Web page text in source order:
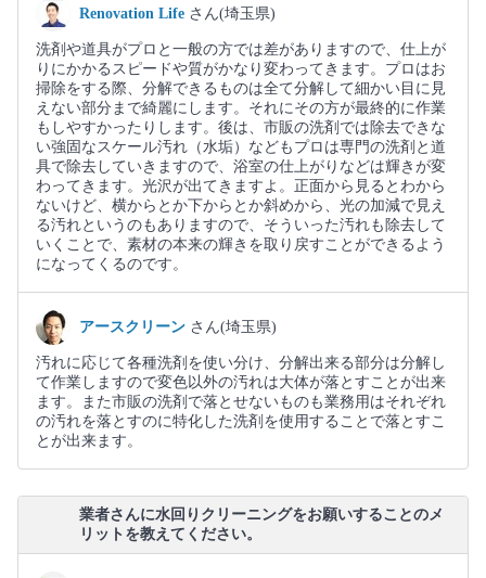
Renovation Life さん(埼玉県)
洗剤や道具がプロと一般の方では差がありますので、仕上が
りにかかるスピードや質がかなり変わってきます。プロはお
掃除をする際、分解できるものは全て分解して細かい目に見
えない部分まで綺麗にします。それにその方が最終的に作業
もしやすかったりします。後は、市販の洗剤では除去できな
い強固なスケール汚れ（水垢）などもプロは専門の洗剤と道
具で除去していきますので、浴室の仕上がりなどは輝きが変
わってきます。光沢が出てきますよ。正面から見るとわから
ないけど、横からとか下からとか斜めから、光の加減で見え
る汚れというのもありますので、そういった汚れも除去して
いくことで、素材の本来の輝きを取り戻すことができるよう
になってくるのです。
アースクリーン さん(埼玉県)
汚れに応じて各種洗剤を使い分け、分解出来る部分は分解し
て作業しますので変色以外の汚れは大体が落とすことが出来
ます。また市販の洗剤で落とせないものも業務用はそれぞれ
の汚れを落とすのに特化した洗剤を使用することで落とすこ
とが出来ます。
業者さんに水回りクリーニングをお願いすることのメ
リットを教えてください。